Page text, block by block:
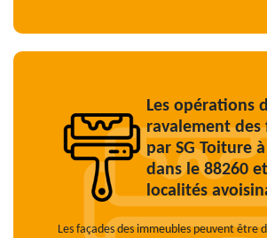
Les opérations
ravalement des
par SG Toiture
dans le 88260
localités
Les façades des immeubles peuvent être